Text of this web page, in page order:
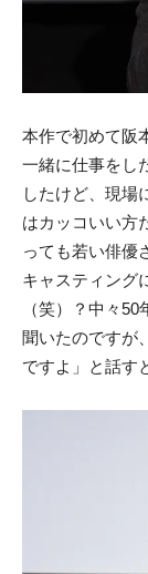
本作で初めて阪
一緒に仕事をし
したけど、現場
はカッコいい方
っても若い俳優
キャスティング
（笑）？中々
聞いたのですが
ですよ」と話す